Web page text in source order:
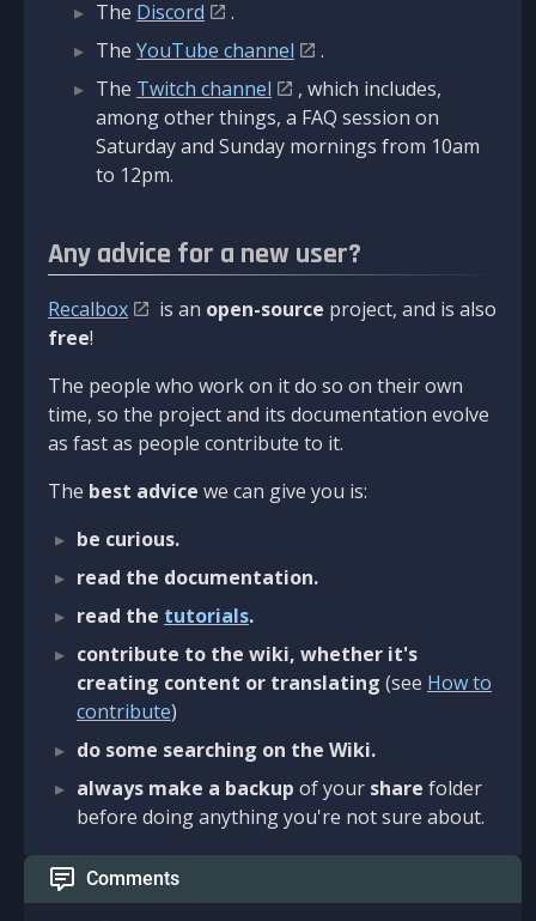
The Discord
.
The YouTube channel
.
The Twitch channel
, which includes,
among other things, a FAQ session on
Saturday and Sunday mornings from 10am
to 12pm.
Any advice for a new user?
Recalbox is an open-source project, and is also
free!
The people who work on it do so on their own
time, so the project and its documentation evolve
as fast as people contribute to it.
The best advice we can give you is:
be curious.
read the documentation.
read the tutorials.
contribute to the wiki, whether it's
creating content or translating (see How to
contribute)
do some searching on the Wiki.
always make a backup of your share folder
before doing anything you're not sure about.
Comments